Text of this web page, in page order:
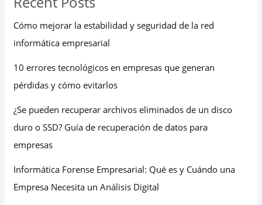
Cómo mejorar la estabilidad y seguridad de la red
informática empresarial
10 errores tecnológicos en empresas que generan
pérdidas y cómo evitarlos
¿Se pueden recuperar archivos eliminados de un disco
duro o SSD? Guía de recuperación de datos para
empresas
Informática Forense Empresarial: Qué es y Cuándo una
Empresa Necesita un Análisis Digital